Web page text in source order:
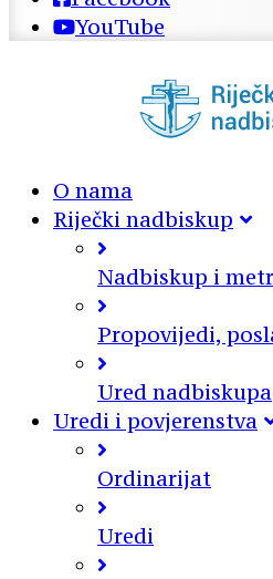
YouTube
O nama
Riječki nadbiskup
Nadbiskup i
Propovijedi,
Ured nadbiskupa
Uredi i povjerenstva
Ordinarijat
Uredi